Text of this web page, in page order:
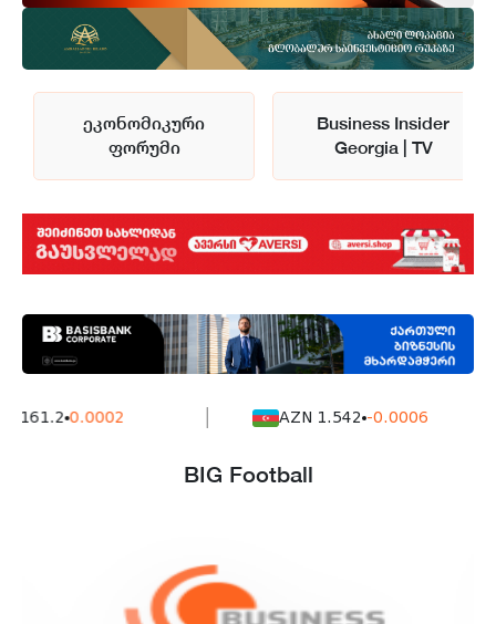
ეკონომიკური
ფორუმი
Business Insider
Georgia | TV
0.0002 AZN 1.542 -0.0006
BIG Football